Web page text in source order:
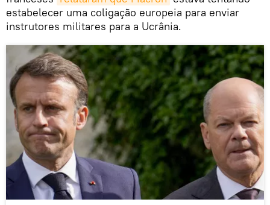
estabelecer uma coligação europeia para enviar
instrutores militares para a Ucrânia.